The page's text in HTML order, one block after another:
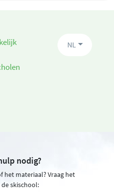
NL
nodig?
het materiaal? Vraag het
skischool: